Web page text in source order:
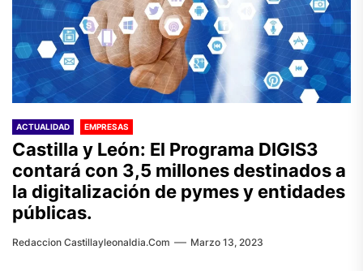
ACTUALIDAD EMPRESAS
Castilla y León: El Programa DIGIS3
contará con 3,5 millones destinados a
la digitalización de pymes y entidades
públicas.
Redaccion Castillayleonaldia.com Marzo 13, 2023